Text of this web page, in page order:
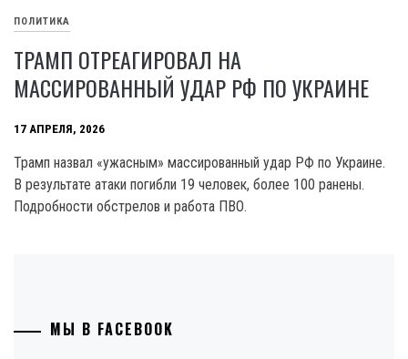
ПОЛИТИКА
ТРАМП ОТРЕАГИРОВАЛ НА
МАССИРОВАННЫЙ УДАР РФ ПО УКРАИНЕ
17 АПРЕЛЯ, 2026
Трамп назвал «ужасным» массированный удар РФ по Украине.
В результате атаки погибли 19 человек, более 100 ранены.
Подробности обстрелов и работа ПВО.
МЫ В FACEBOOK